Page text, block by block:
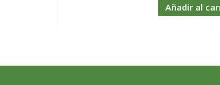
Añadir al